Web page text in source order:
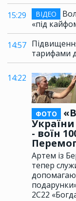
15:29
ВІДЕО
«під
14:57
тарифами
14:22
ФОТО
- воїн
Артем із
тепер
2С22